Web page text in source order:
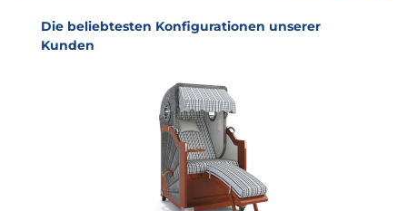
Produktgalerie überspringen
Die beliebtesten Konfigurationen unserer
Kunden